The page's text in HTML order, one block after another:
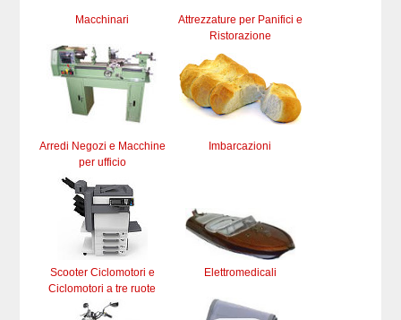
Macchinari
Attrezzature per Panifici e
Ristorazione
Arredi Negozi e Macchine
per ufficio
Imbarcazioni
Scooter Ciclomotori e
Ciclomotori a tre ruote
Elettromedicali